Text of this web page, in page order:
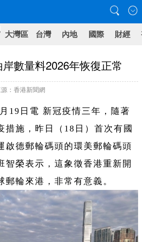
大灣區 台灣 內地 國際 財經
數量料2026年恢復正常
：香港新聞網
19日電 新冠疫情三年，隨著
措施，昨日（18日）首次有國
啟德郵輪碼頭的環美郵輪碼頭
智榮表示，這象徵香港重新開
郵輪來港，非常有意義。